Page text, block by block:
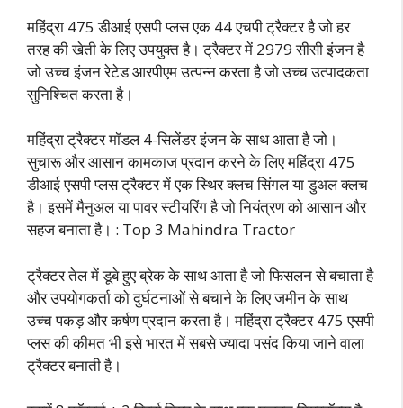
महिंद्रा 475 डीआई एसपी प्लस एक 44 एचपी ट्रैक्टर है जो हर
तरह की खेती के लिए उपयुक्त है। ट्रैक्टर में 2979 सीसी इंजन है
जो उच्च इंजन रेटेड आरपीएम उत्पन्न करता है जो उच्च उत्पादकता
सुनिश्चित करता है।
महिंद्रा ट्रैक्टर मॉडल 4-सिलेंडर इंजन के साथ आता है जो।
सुचारू और आसान कामकाज प्रदान करने के लिए महिंद्रा 475
डीआई एसपी प्लस ट्रैक्टर में एक स्थिर क्लच सिंगल या डुअल क्लच
है। इसमें मैनुअल या पावर स्टीयरिंग है जो नियंत्रण को आसान और
सहज बनाता है। : Top 3 Mahindra Tractor
ट्रैक्टर तेल में डूबे हुए ब्रेक के साथ आता है जो फिसलन से बचाता है
और उपयोगकर्ता को दुर्घटनाओं से बचाने के लिए जमीन के साथ
उच्च पकड़ और कर्षण प्रदान करता है। महिंद्रा ट्रैक्टर 475 एसपी
प्लस की कीमत भी इसे भारत में सबसे ज्यादा पसंद किया जाने वाला
ट्रैक्टर बनाती है।